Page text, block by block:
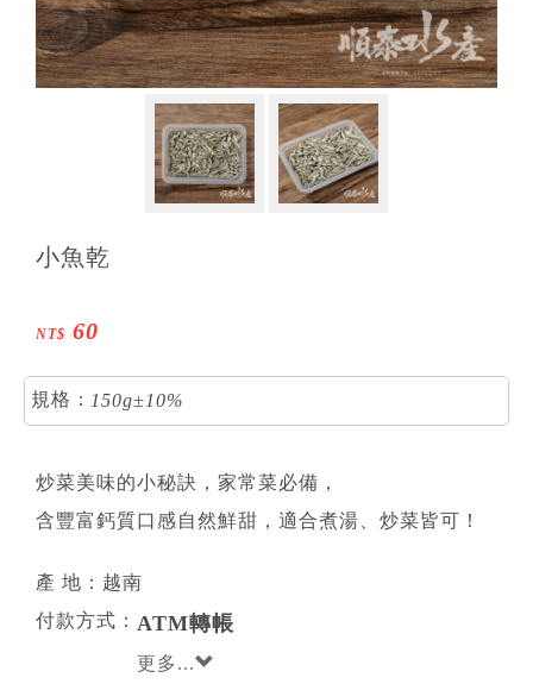
小魚乾
NT$ 60
規格： 150g±10%
炒菜美味的小秘訣，家常菜必備，
含豐富鈣質口感自然鮮甜，適合煮湯、炒菜皆可！
產 地：越南
付款方式： ATM轉帳
更多...